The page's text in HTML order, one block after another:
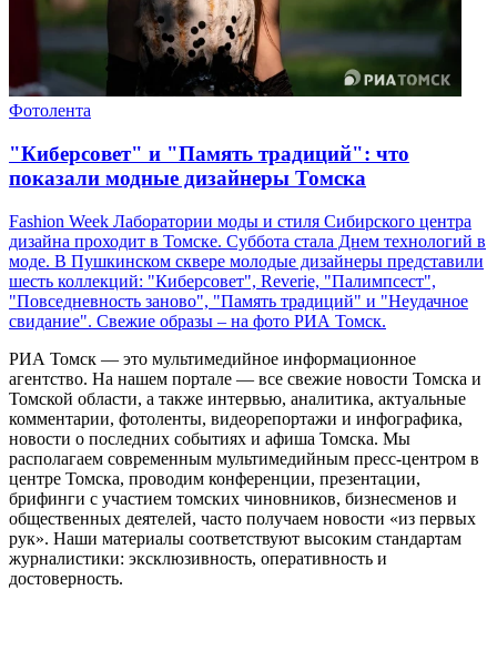
Фотолента
"Киберсовет" и "Память традиций": что
показали модные дизайнеры Томска
Fashion Week Лаборатории моды и стиля Сибирского центра
дизайна проходит в Томске. Суббота стала Днем технологий в
моде. В Пушкинском сквере молодые дизайнеры представили
шесть коллекций: "Киберсовет", Reverie, "Палимпсест",
"Повседневность заново", "Память традиций" и "Неудачное
свидание". Свежие образы – на фото РИА Томск.
РИА Томск — это мультимедийное информационное
агентство. На нашем портале — все свежие новости Томска и
Томской области, а также интервью, аналитика, актуальные
комментарии, фотоленты, видеорепортажи и инфографика,
новости о последних событиях и афиша Томска. Мы
располагаем современным мультимедийным пресс-центром в
центре Томска, проводим конференции, презентации,
брифинги с участием томских чиновников, бизнесменов и
общественных деятелей, часто получаем новости «из первых
рук». Наши материалы соответствуют высоким стандартам
журналистики: эксклюзивность, оперативность и
достоверность.